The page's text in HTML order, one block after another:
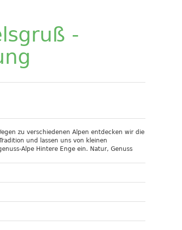
-
zu verschiedenen Alpen entdecken wir die
und lassen uns von kleinen
Alpe Hintere Enge ein. Natur, Genuss